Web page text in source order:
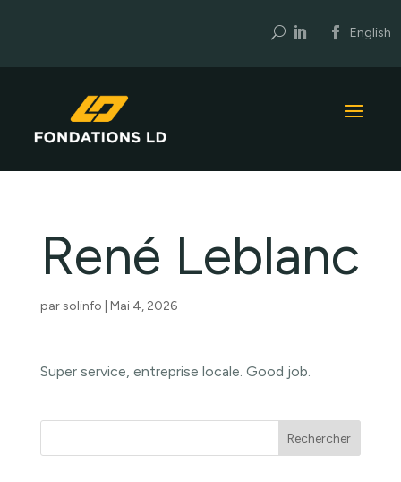
U English
René Leblanc
parsolinfo Mai 4, 2026
Super service, entreprise locale. Good job.
Rechercher